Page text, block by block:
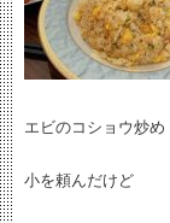
エビのコショウ炒め
小を頼んだけど